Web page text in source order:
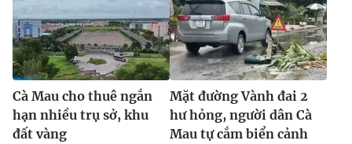
Cà Mau cho thuê ngắn
hạn nhiều trụ sở, khu
đất vàng
Mặt đường Vành đai 2
hư hỏng, người dân Cà
Mau tự cắm biển cảnh